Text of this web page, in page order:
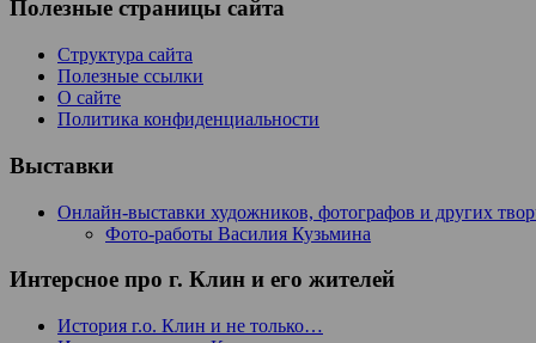
Полезные страницы сайта
Структура сайта
Полезные ссылки
О сайте
Политика конфиденциальности
Выставки
Онлайн-выставки художников, фотографов и других
Фото-работы Василия Кузьмина
Интерсное про г. Клин и его жителей
История г.о. Клин и не только…